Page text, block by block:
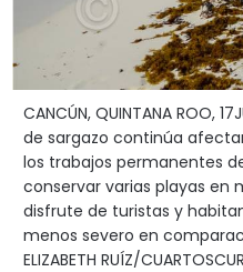
CANCÚN, QUINTANA ROO,
de sargazo continúa
los trabajos permanentes
conservar varias playas en
disfrute de turistas y
menos severo en
ELIZABETH RUÍZ/